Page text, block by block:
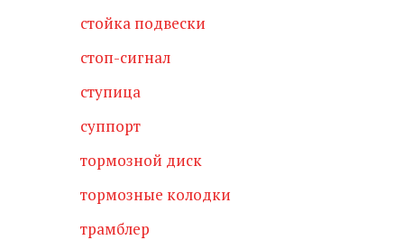
стойка подвески
стоп-сигнал
ступица
суппорт
тормозной диск
тормозные колодки
трамблер